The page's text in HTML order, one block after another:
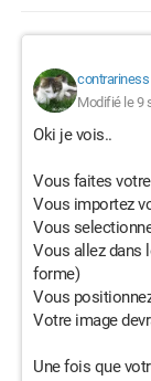
contrariness
Modifié le 9
Oki je vois..
Vous faites
Vous importez
Vous
Vous allez dans
forme)
Vous
Votre image
Une fois que